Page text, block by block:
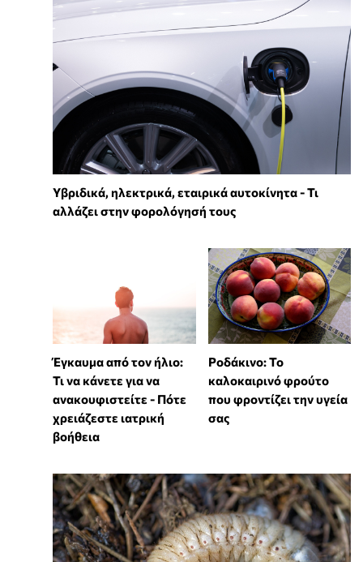
Υβριδικά, ηλεκτρικά, εταιρικά αυτοκίνητα - Τι
αλλάζει στην φορολόγησή τους
Έγκαυμα από τον ήλιο:
Τι να κάνετε για να
ανακουφιστείτε - Πότε
χρειάζεστε ιατρική
βοήθεια
Ροδάκινο: Το
καλοκαιρινό φρούτο
που φροντίζει την υγεία
σας